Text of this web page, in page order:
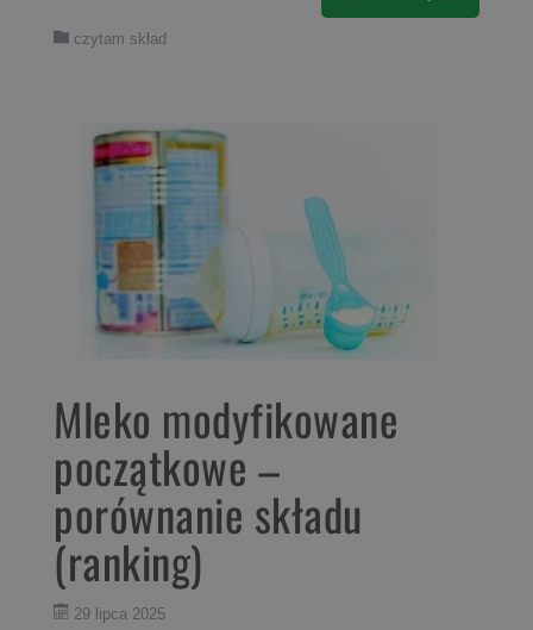
czytam skład
Mleko modyfikowane
początkowe –
porównanie składu
(ranking)
29 lipca 2025